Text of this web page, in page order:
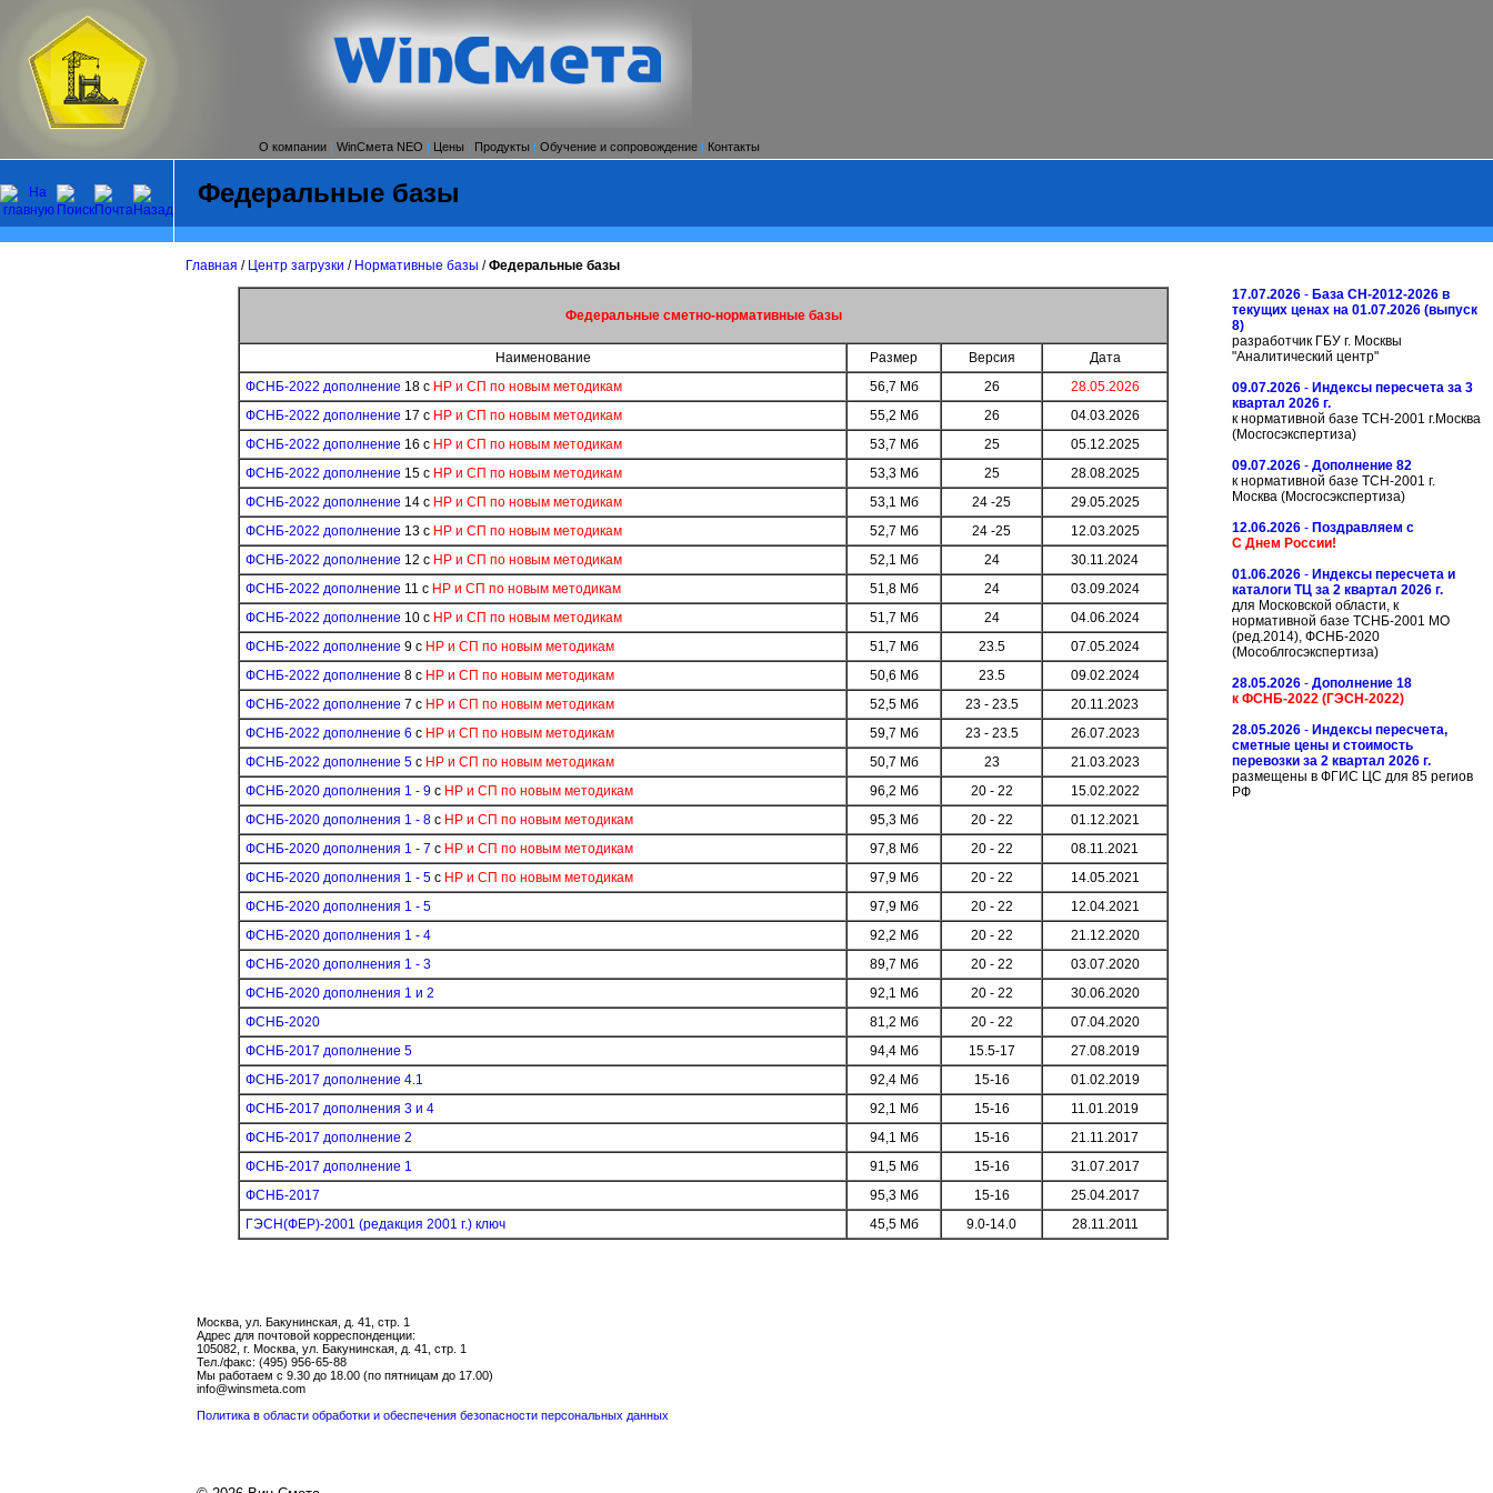
О компании | WinСмета NEO | Цены | Продукты | Обучение и сопровождение | Контакты
Федеральные базы
Главная / Центр загрузки / Нормативные базы /Федеральные базы
Федеральные сметно-нормативные базы
Наименование Размер Версия
Дата
ФСНБ-2022 дополнение 18 с НР и СП по новым методикам 56,7 Мб 26
28.05.2026
ФСНБ-2022 дополнение 17 с НР и СП по новым методикам 55,2 Мб 26
04.03.2026
ФСНБ-2022 дополнение 16 с НР и СП по новым методикам 53,7 Мб 25
05.12.2025
ФСНБ-2022 дополнение 15 с НР и СП по новым методикам 53,3 Мб 25
28.08.2025
ФСНБ-2022 дополнение 14 с НР и СП по новым методикам 53,1 Мб 24 -25
29.05.2025
ФСНБ-2022 дополнение 13 с НР и СП по новым методикам 52,7 Мб 24 -25
12.03.2025
ФСНБ-2022 дополнение 12 с НР и СП по новым методикам 52,1 Мб 24
30.11.2024
ФСНБ-2022 дополнение 11 с НР и СП по новым методикам 51,8 Мб 24
03.09.2024
ФСНБ-2022 дополнение 10 с НР и СП по новым методикам 51,7 Мб 24
04.06.2024
ФСНБ-2022 дополнение 9 с НР и СП по новым методикам 51,7 Мб 23.5
07.05.2024
ФСНБ-2022 дополнение 8 с НР и СП по новым методикам 50,6 Мб 23.5
09.02.2024
ФСНБ-2022 дополнение 7 с НР и СП по новым методикам 52,5 Мб 23 - 23.5
20.11.2023
ФСНБ-2022 дополнение 6 с НР и СП по новым методикам 59,7 Мб 23 - 23.5
26.07.2023
ФСНБ-2022 дополнение 5 с НР и СП по новым методикам 50,7 Мб 23
21.03.2023
ФСНБ-2020 дополнения 1 - 9 с НР и СП по новым методикам 96,2 Мб 20 - 22
15.02.2022
ФСНБ-2020 дополнения 1 - 8 с НР и СП по новым методикам 95,3 Мб 20 - 22
01.12.2021
ФСНБ-2020 дополнения 1 - 7 с НР и СП по новым методикам 97,8 Мб 20 - 22
08.11.2021
ФСНБ-2020 дополнения 1 - 5 с НР и СП по новым методикам 97,9 Мб 20 - 22
14.05.2021
ФСНБ-2020 дополнения 1 - 5
97,9 Мб 20 - 22
12.04.2021
ФСНБ-2020 дополнения 1 - 4
92,2 Мб 20 - 22
21.12.2020
ФСНБ-2020 дополнения 1 - 3
89,7 Мб 20 - 22
03.07.2020
ФСНБ-2020 дополнения 1 и 2
92,1 Мб 20 - 22
30.06.2020
ФСНБ-2020
81,2 Мб 20 - 22
07.04.2020
ФСНБ-2017 дополнение 5
94,4 Мб 15.5-17
27.08.2019
ФСНБ-2017 дополнение 4.1
92,4 Мб 15-16
01.02.2019
ФСНБ-2017 дополнения 3 и 4
92,1 Мб 15-16
11.01.2019
ФСНБ-2017 дополнение 2
94,1 Мб 15-16
21.11.2017
ФСНБ-2017 дополнение 1
91,5 Мб 15-16
31.07.2017
ФСНБ-2017
95,3 Мб 15-16
25.04.2017
ГЭСН(ФЕР)-2001 (редакция 2001 г.) ключ
45,5 Мб 9.0-14.0 28.11.2011
17.07.2026 - База СН-2012-2026 в
текущих ценах на 01.07.2026 (выпуск
8)
разработчик ГБУ г. Москвы
"Аналитический центр"
09.07.2026 - Индексы пересчета за 3
квартал 2026 г.
к нормативной базе ТСН-2001 г.Москва
(Мосгосэкспертиза)
09.07.2026 - Дополнение 82
к нормативной базе ТСН-2001 г.
Москва (Мосгосэкспертиза)
12.06.2026 - Поздравляем с
С Днем России!
01.06.2026 - Индексы пересчета и
каталоги ТЦ за 2 квартал 2026 г.
для Московской области, к
нормативной базе ТСНБ-2001 МО
(ред.2014), ФСНБ-2020
(Мособлгосэкспертиза)
28.05.2026 - Дополнение 18
к ФСНБ-2022 (ГЭСН-2022)
28.05.2026 - Индексы пересчета,
сметные цены и стоимость
перевозки за 2 квартал 2026 г.
размещены в ФГИС ЦС для 85 региов
РФ
Москва, ул. Бакунинская, д. 41, стр. 1
Адрес для почтовой корреспонденции:
105082, г. Москва, ул. Бакунинская, д. 41, стр. 1
Тел./факс: (495) 956-65-88
Мы работаем с 9.30 до 18.00 (по пятницам до 17.00)
info@winsmeta.com
Политика в области обработки и обеспечения безопасности персональных данных